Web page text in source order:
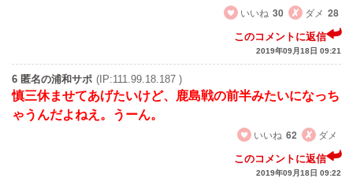
いいね 30 ダメ 28
このコメントに返信
2019年09月18日 09:21
6 匿名の浦和サポ (IP:111.99.18.187 )
慎三休ませてあげたいけど、鹿島戦の前半みたいになっち
ゃうんだよねえ。うーん。
いいね 62 ダメ
このコメントに返信
2019年09月18日 09:22